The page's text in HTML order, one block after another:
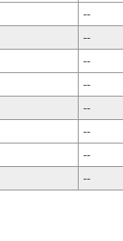
--
--
--
--
--
--
--
--